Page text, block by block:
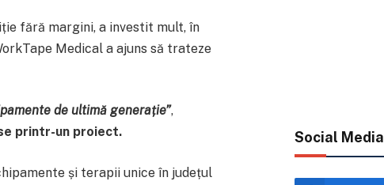
fără margini, a investit mult, în
Medical a ajuns să trateze
de ultimă generație”,
printr-un proiect.
și terapii unice în județul
Social Media